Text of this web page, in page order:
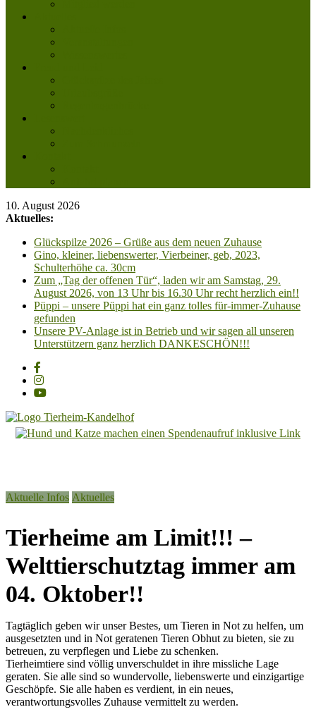
10. August 2026
Aktuelles:
Glückspilze 2026 – Grüße aus dem neuen Zuhause
Gino, kleiner, liebenswerter, Vierbeiner, geb, 2023,
Schulterhöhe ca. 30cm
Zum „Tag der offenen Tür“, laden wir am Samstag, 29.
August 2026, von 13 Uhr bis 16.30 Uhr recht herzlich ein!!
Püppi – unsere Püppi hat ein ganz tolles für-immer-Zuhause
gefunden
Unsere PV-Anlage ist in Betrieb und wir sagen all unseren
Unterstützern ganz herzlich DANKESCHÖN!!!
Tierheim
für
Aktuelle Infos Aktuelles
Tierheime am Limit!!! –
Welttierschutztag immer am
04. Oktober!!
Tagtäglich geben wir unser Bestes, um Tieren in Not zu helfen, um
ausgesetzten und in Not geratenen Tieren Obhut zu bieten, sie zu
betreuen, zu verpflegen und Liebe zu schenken.
Tierheimtiere sind völlig unverschuldet in ihre missliche Lage
geraten. Sie alle sind so wundervolle, liebenswerte und einzigartige
Geschöpfe. Sie alle haben es verdient, in ein neues,
verantwortungsvolles Zuhause vermittelt zu werden.